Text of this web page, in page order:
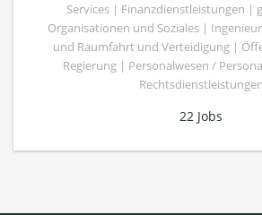
Services | Finanzdienstleistungen |
Organisationen und Soziales |
und Raumfahrt und Verteidigung |
Regierung | Personalwesen /
Rechtsdienstleistungen
22 Jobs